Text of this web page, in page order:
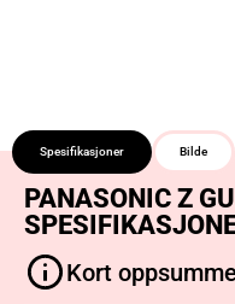
Spesifikasjoner Bilde
PANASONIC Z
Kort